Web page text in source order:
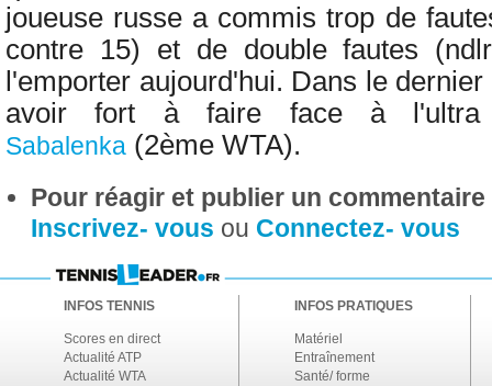
joueuse russe a commis trop de
contre 15) et de double fautes
l'emporter aujourd'hui. Dans le
avoir fort à faire face à
Sabalenka (2ème WTA).
Pour réagir et publier un
Inscrivez- vous ou Connectez- vous
INFOS TENNIS
Scores en direct
Actualité ATP
Actualité WTA
INFOS PRATIQUES
Matériel
Entraînement
Santé/ forme